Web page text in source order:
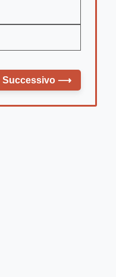
Successivo ⟶